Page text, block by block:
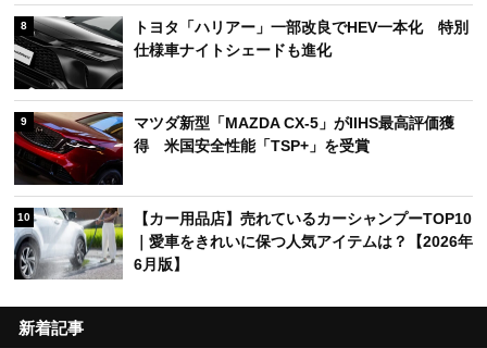
8
トヨタ「ハリアー」一部改良でHEV一本化 特別
仕様車ナイトシェードも進化
9
マツダ新型「MAZDA CX-5」がIIHS最高評価獲
得 米国安全性能「TSP+」を受賞
10
【カー用品店】売れているカーシャンプーTOP10
｜愛車をきれいに保つ人気アイテムは？【2026年
6月版】
新着記事